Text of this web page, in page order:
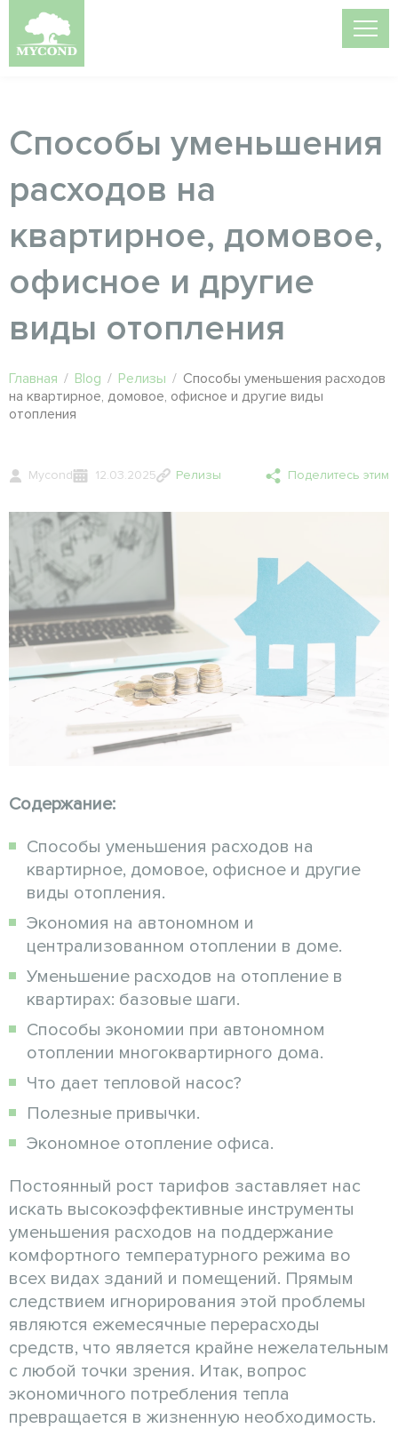
Способы уменьшения
расходов на
квартирное, домовое,
офисное и другие
виды отопления
Главная / Blog / Релизы / Способы уменьшения расходов
на квартирное, домовое, офисное и другие виды
отопления
Mycond 12.03.2025 Релизы Поделитесь этим
Содержание:
Способы уменьшения расходов на
квартирное, домовое, офисное и другие
виды отопления.
Экономия на автономном и
централизованном отоплении в доме.
Уменьшение расходов на отопление в
квартирах: базовые шаги.
Способы экономии при автономном
отоплении многоквартирного дома.
Что дает тепловой насос?
Полезные привычки.
Экономное отопление офиса.
Постоянный рост тарифов заставляет нас
искать высокоэффективные инструменты
уменьшения расходов на поддержание
комфортного температурного режима во
всех видах зданий и помещений. Прямым
следствием игнорирования этой проблемы
являются ежемесячные перерасходы
средств, что является крайне нежелательным
с любой точки зрения. Итак, вопрос
экономичного потребления тепла
превращается в жизненную необходимость.